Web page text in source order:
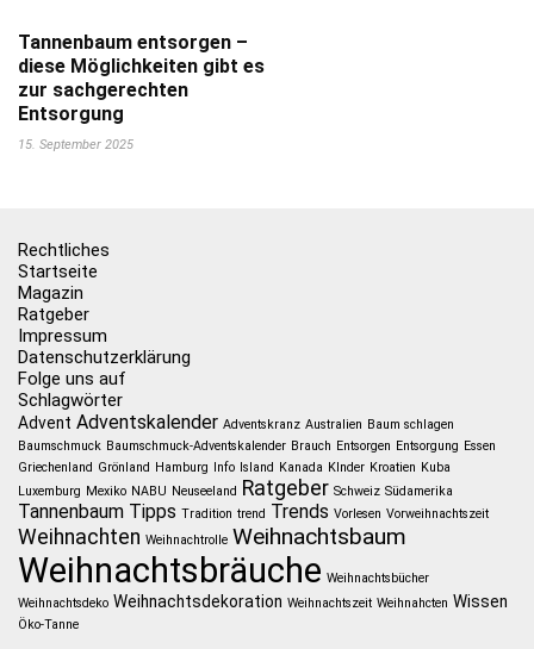
Tannenbaum entsorgen –
diese Möglichkeiten gibt es
zur sachgerechten
Entsorgung
15. September 2025
Rechtliches
Startseite
Magazin
Ratgeber
Impressum
Datenschutzerklärung
Folge uns auf
Schlagwörter
Advent Adventskalender Adventskranz Australien Baum schlagen
Baumschmuck Baumschmuck-Adventskalender Brauch Entsorgen Entsorgung Essen
Griechenland Grönland Hamburg Info Island Kanada KInder Kroatien Kuba
Luxemburg Mexiko NABU Neuseeland Ratgeber Schweiz Südamerika
Tannenbaum Tipps Tradition trend Trends Vorlesen Vorweihnachtszeit
Weihnachten Weihnachtrolle Weihnachtsbaum
Weihnachtsbräuche Weihnachtsbücher
Weihnachtsdeko Weihnachtsdekoration Weihnachtszeit Weihnahcten Wissen
Öko-Tanne